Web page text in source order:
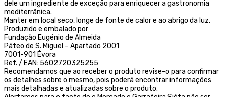
dele um ingrediente de exceção para enriquecer a gastronomia
mediterrânica.
Manter em local seco, longe de fonte de calor e ao abrigo da luz.
Produzido e embalado por:
Fundação Eugénio de Almeida
Páteo de S. Miguel – Apartado 2001
7001-901 Évora
Ref. / EAN: 5602720325255
Recomendamos que ao receber o produto revise-o para confirmar
os detalhes sobre o mesmo, pois poderá encontrar informações
mais detalhadas e atualizadas sobre o produto.